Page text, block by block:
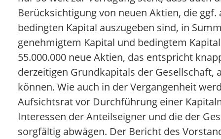
Berücksichtigung von neuen Aktien, die ggf.
bedingten Kapital auszugeben sind, in
genehmigtem Kapital und bedingtem
55.000.000 neue Aktien, das entspricht
derzeitigen Grundkapitals der Gesellschaft,
können. Wie auch in der Vergangenheit
Aufsichtsrat vor Durchführung einer
Interessen der Anteilseigner und die der
sorgfältig abwägen. Der Bericht des